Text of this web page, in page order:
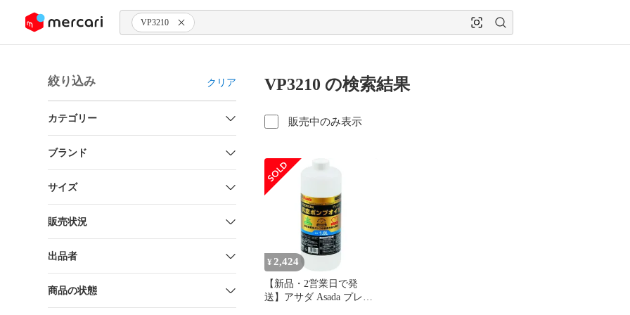
ツにスキップ VP3210
絞り込み クリア
カテゴリー
ブランド
サイズ
販売状況
出品者
商品の状態
VP3210 の検索結果
販売中のみ表示
¥ 2,424
【新品・2営業日で発
送】アサダ Asada プレミ